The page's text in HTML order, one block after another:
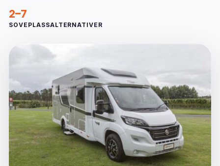
2–7
SOVEPLASSALTERNATIVER